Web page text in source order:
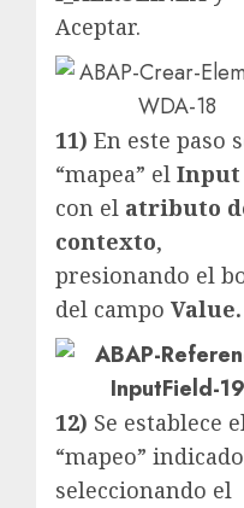
Aceptar.
11) En este paso
“mapea” el
con el atributo
contexto,
presionando el
del campo Value.
12) Se establece
“mapeo” indicado
seleccionando el